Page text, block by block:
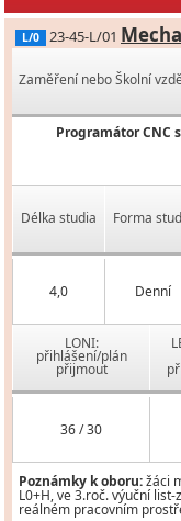
L/0 23-45-L/01
Zaměření nebo Školní
Programátor CNC
Délka studia Forma
4,0 Denní
LONI:
přihlášení/plán
přijmout
36 / 30
Poznámky k oboru:žáci
L0+H, ve 3.roč. výuční
reálném pracovním